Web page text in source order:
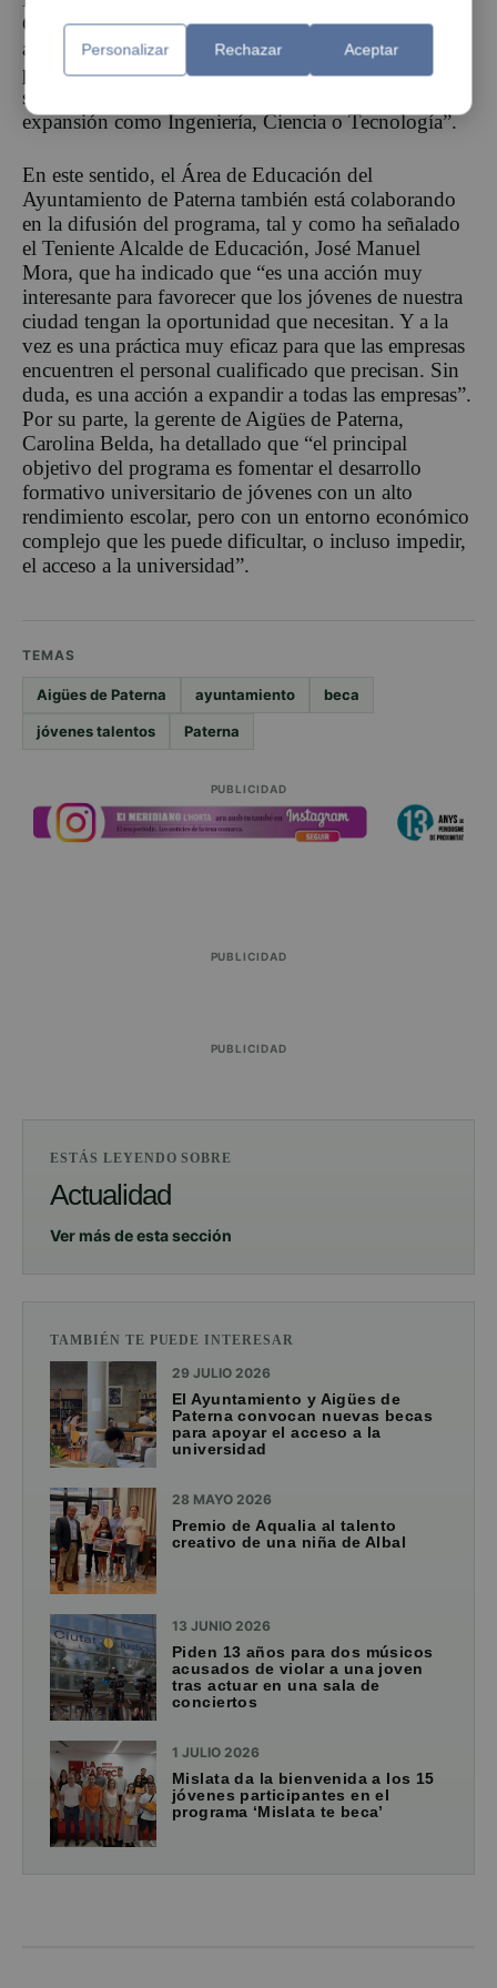
Ciudad, Merche Navarro, ha subrayado que “gracias
a este tipo de becas podemos premiar el talento
paternero más joven, facilitando su acceso a estudios
superiores relacionados con ámbitos punteros y en
expansión como Ingeniería, Ciencia o Tecnología”.
En este sentido, el Área de Educación del
Ayuntamiento de Paterna también está colaborando
en la difusión del programa, tal y como ha señalado
el Teniente Alcalde de Educación, José Manuel
Mora, que ha indicado que “es una acción muy
interesante para favorecer que los jóvenes de nuestra
ciudad tengan la oportunidad que necesitan. Y a la
vez es una práctica muy eficaz para que las empresas
encuentren el personal cualificado que precisan. Sin
duda, es una acción a expandir a todas las empresas”.
Por su parte, la gerente de Aigües de Paterna,
Carolina Belda, ha detallado que “el principal
objetivo del programa es fomentar el desarrollo
formativo universitario de jóvenes con un alto
rendimiento escolar, pero con un entorno económico
complejo que les puede dificultar, o incluso impedir,
el acceso a la universidad”.
TEMAS
Aigües de Paterna ayuntamiento beca
jóvenes talentos Paterna
PUBLICIDAD
PUBLICIDAD
PUBLICIDAD
ESTÁS LEYENDO SOBRE
Actualidad
Ver más de esta sección
TAMBIÉN TE PUEDE INTERESAR
29 JULIO 2026
El Ayuntamiento y Aigües de
Paterna convocan nuevas becas
para apoyar el acceso a la
universidad
28 MAYO 2026
Premio de Aqualia al talento
creativo de una niña de Albal
13 JUNIO 2026
Piden 13 años para dos músicos
acusados de violar a una joven
tras actuar en una sala de
conciertos
1 JULIO 2026
Mislata da la bienvenida a los 15
jóvenes participantes en el
programa ‘Mislata te beca’
Personalizar Rechazar Aceptar